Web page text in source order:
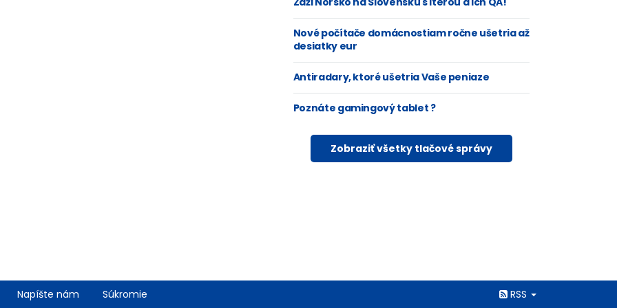
Nové počítače domácnostiam ročne ušetria až
desiatky eur
Antiradary, ktoré ušetria Vaše peniaze
Poznáte gamingový tablet ?
Zobraziť všetky tlačové správy
Napíšte nám Súkromie RSS